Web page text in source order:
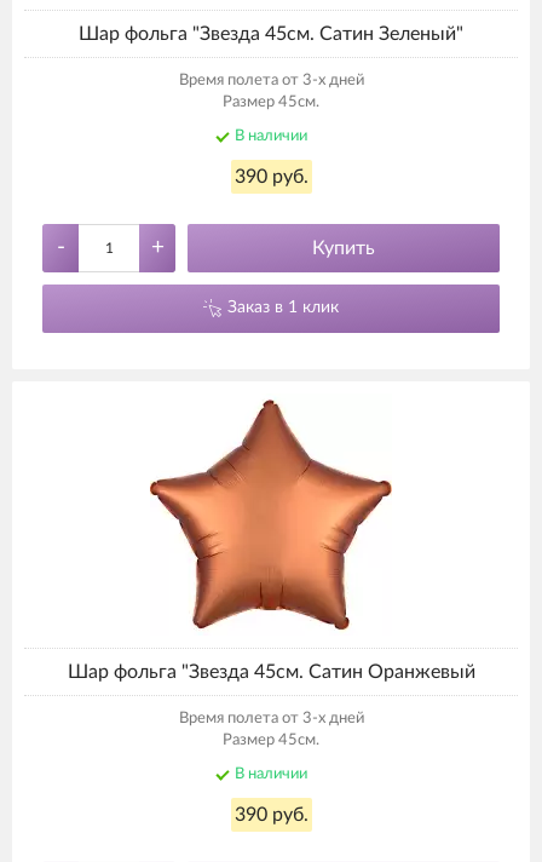
Шар фольга "Звезда 45см. Сатин Зеленый"
Время полета от 3-х дней
Размер 45см.
В наличии
390 руб.
- + Купить
Заказ в 1 клик
Шар фольга "Звезда 45см. Сатин Оранжевый
Время полета от 3-х дней
Размер 45см.
В наличии
390 руб.